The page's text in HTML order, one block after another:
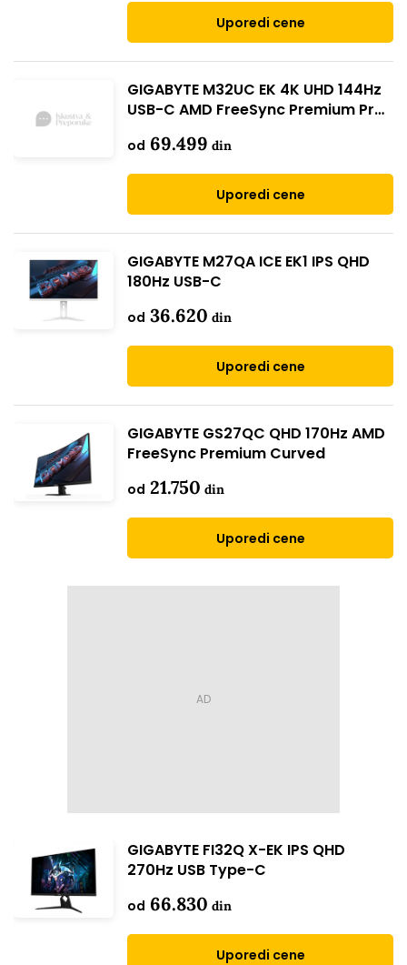
Uporedi cene
GIGABYTE M32UC EK 4K UHD 144Hz
USB-C AMD FreeSync Premium Pro
od 69.499 din
Uporedi cene
GIGABYTE M27QA ICE EK1 IPS QHD
180Hz USB-C
od 36.620 din
Uporedi cene
GIGABYTE GS27QC QHD 170Hz AMD
FreeSync Premium Curved
od 21.750 din
Uporedi cene
GIGABYTE FI32Q X-EK IPS QHD
270Hz USB Type-C
od 66.830 din
Uporedi cene